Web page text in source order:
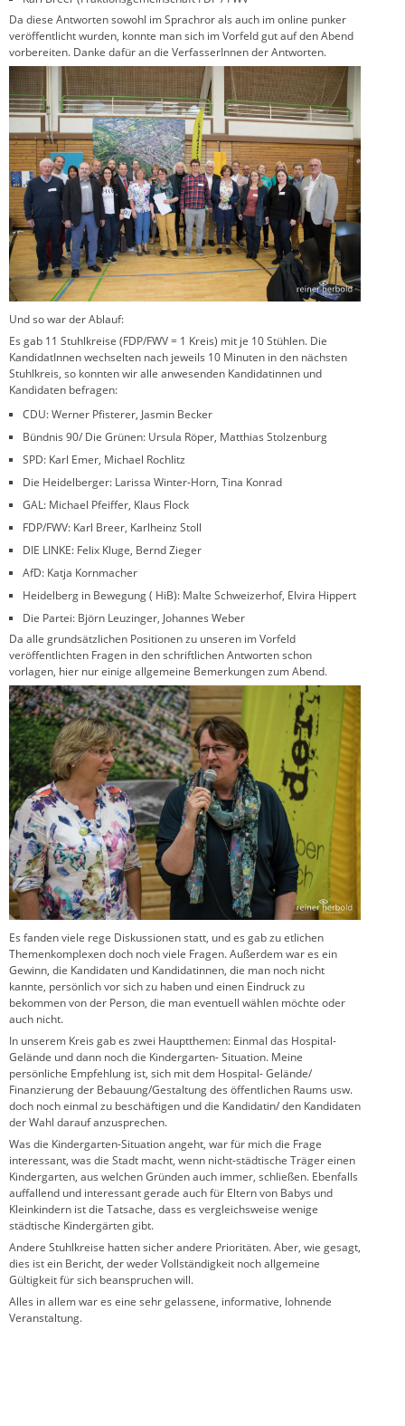
Da diese Antworten sowohl im Sprachror als auch im online punker
veröffentlicht wurden, konnte man sich im Vorfeld gut auf den Abend
vorbereiten. Danke dafür an die VerfasserInnen der Antworten.
Und so war der Ablauf:
Es gab 11 Stuhlkreise (FDP/FWV = 1 Kreis) mit je 10 Stühlen. Die
KandidatInnen wechselten nach jeweils 10 Minuten in den nächsten
Stuhlkreis, so konnten wir alle anwesenden Kandidatinnen und
Kandidaten befragen:
CDU: Werner Pfisterer, Jasmin Becker
Bündnis 90/ Die Grünen: Ursula Röper, Matthias Stolzenburg
SPD: Karl Emer, Michael Rochlitz
Die Heidelberger: Larissa Winter-Horn, Tina Konrad
GAL: Michael Pfeiffer, Klaus Flock
FDP/FWV: Karl Breer, Karlheinz Stoll
DIE LINKE: Felix Kluge, Bernd Zieger
AfD: Katja Kornmacher
Heidelberg in Bewegung ( HiB): Malte Schweizerhof, Elvira Hippert
Die Partei: Björn Leuzinger, Johannes Weber
Da alle grundsätzlichen Positionen zu unseren im Vorfeld
veröffentlichten Fragen in den schriftlichen Antworten schon
vorlagen, hier nur einige allgemeine Bemerkungen zum Abend.
Es fanden viele rege Diskussionen statt, und es gab zu etlichen
Themenkomplexen doch noch viele Fragen. Außerdem war es ein
Gewinn, die Kandidaten und Kandidatinnen, die man noch nicht
kannte, persönlich vor sich zu haben und einen Eindruck zu
bekommen von der Person, die man eventuell wählen möchte oder
auch nicht.
In unserem Kreis gab es zwei Hauptthemen: Einmal das Hospital-
Gelände und dann noch die Kindergarten- Situation. Meine
persönliche Empfehlung ist, sich mit dem Hospital- Gelände/
Finanzierung der Bebauung/Gestaltung des öffentlichen Raums usw.
doch noch einmal zu beschäftigen und die Kandidatin/ den Kandidaten
der Wahl darauf anzusprechen.
Was die Kindergarten-Situation angeht, war für mich die Frage
interessant, was die Stadt macht, wenn nicht-städtische Träger einen
Kindergarten, aus welchen Gründen auch immer, schließen. Ebenfalls
auffallend und interessant gerade auch für Eltern von Babys und
Kleinkindern ist die Tatsache, dass es vergleichsweise wenige
städtische Kindergärten gibt.
Andere Stuhlkreise hatten sicher andere Prioritäten. Aber, wie gesagt,
dies ist ein Bericht, der weder Vollständigkeit noch allgemeine
Gültigkeit für sich beanspruchen will.
Alles in allem war es eine sehr gelassene, informative, lohnende
Veranstaltung.